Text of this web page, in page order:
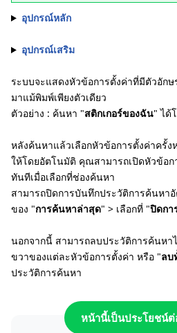
อุปกรณ์หลัก
อุปกรณ์เสริม
ระบบจะแสดงหัวข้อการตั้งค่าที่มีตัวอั
มาแม้พิมพ์เพียงตัวเดียว
ตัวอย่าง : ค้นหา "สติกเกอร์ของฉัน" ได้
หลังค้นหาแล้วเลือกหัวข้อการตั้งค่าครั้
ให้โดยอัตโนมัติ คุณสามารถเปิดหัวข้อก
ทันทีเมื่อเลือกที่ช่องค้นหา
สามารถปิดการบันทึกประวัติการค้นหา
ของ "การค้นหาล่าสุด" > เลือกที่ "ปิดกา
นอกจากนี้ สามารถลบประวัติการค้นหา
ขวาของแต่ละหัวข้อการตั้งค่า หรือ "ลบ
ประวัติการค้นหา
หน้านี้เป็นประโยชน์